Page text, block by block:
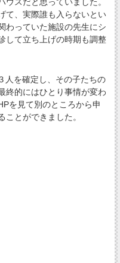
て、実際誰も入らないとい
わっていた施設の先生にシ
して立ち上げの時期も調整
を確定し、その子たちの
終的にはひとり事情が変わ
を見て別のところから申
ことができました。